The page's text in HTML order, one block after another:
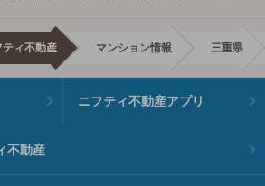
ィ不動産 マンション情報 三重県
ニフティ不動産アプリ
不動産